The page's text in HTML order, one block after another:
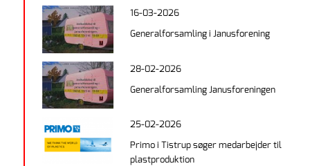
16-03-2026
Generalforsamling i Janusforening
28-02-2026
Generalforsamling Janusforeningen
25-02-2026
Primo i Tistrup søger medarbejder til
plastproduktion